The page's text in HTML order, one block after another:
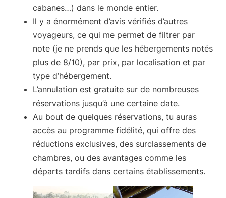
cabanes…) dans le monde entier.
Il y a énormément d’avis vérifiés d’autres
voyageurs, ce qui me permet de filtrer par
note (je ne prends que les hébergements notés
plus de 8/10), par prix, par localisation et par
type d’hébergement.
L’annulation est gratuite sur de nombreuses
réservations jusqu’à une certaine date.
Au bout de quelques réservations, tu auras
accès au programme fidélité, qui offre des
réductions exclusives, des surclassements de
chambres, ou des avantages comme les
départs tardifs dans certains établissements.